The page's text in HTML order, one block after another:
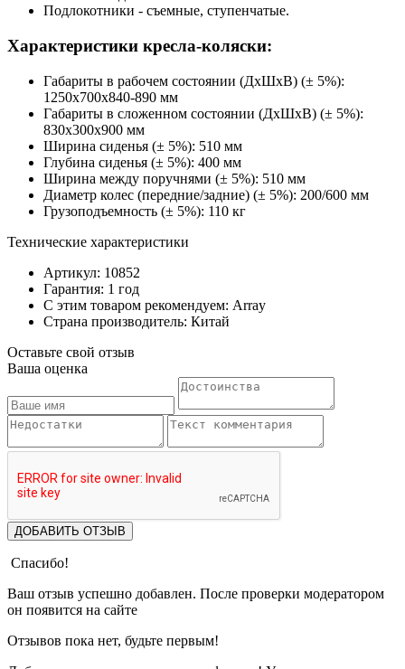
Подлокотники - съемные, ступенчатые.
Характеристики кресла-коляски:
Габариты в рабочем состоянии (ДхШхВ) (± 5%):
1250х700х840-890 мм
Габариты в сложенном состоянии (ДхШхВ) (± 5%):
830х300х900 мм
Ширина сиденья (± 5%): 510 мм
Глубина сиденья (± 5%): 400 мм
Ширина между поручнями (± 5%): 510 мм
Диаметр колес (передние/задние) (± 5%): 200/600 мм
Грузоподъемность (± 5%): 110 кг
Технические характеристики
Артикул: 10852
Гарантия: 1 год
С этим товаром рекомендуем: Array
Страна производитель: Китай
Оставьте свой отзыв
Ваша оценка
ДОБАВИТЬ ОТЗЫВ
Спасибо!
Ваш отзыв успешно добавлен. После проверки модератором
он появится на сайте
Отзывов пока нет, будьте первым!